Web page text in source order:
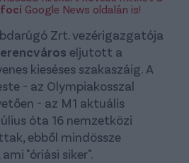
Google News oldalán is!
Zrt. vezérigazgatója
eljutott a
kieséses szakaszáig. A
- az Olympiakosszal
- az M1 aktuális
óta 16 nemzetközi
ebből mindössze
"óriási siker".